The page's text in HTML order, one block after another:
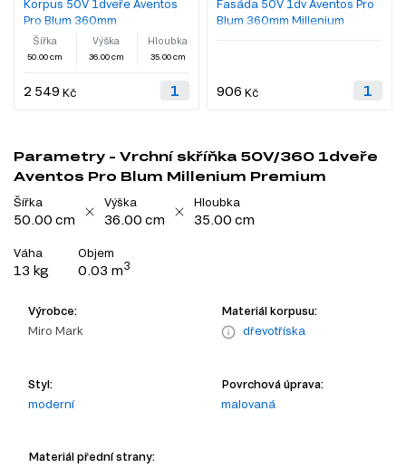
Korpus 50V 1dveře Aventos
Pro Blum 360mm
Šířka
50.00 cm
Výška
36.00 cm
Hloubka
35.00 cm
2 549 Kč
Fasáda 50V 1dv Aventos Pro
Blum 360mm Millenium
906 Kč
Parametry - Vrchní skříňka 50V/360 1dveře
Aventos Pro Blum Millenium Premium
Šířka
50.00 cm
Výška
36.00 cm
Hloubka
35.00 cm
Váha
13 kg
Objem
0.03 m3
Výrobce:
Miro Mark
Materiál korpusu:
dřevotříska
Styl:
moderní
Povrchová úprava:
malovaná
Materiál přední strany: